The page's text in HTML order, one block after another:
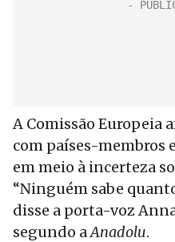
A Comissão Europeia
com países-membros
em meio à incerteza
“Ninguém sabe
disse a porta-voz
segundo aAnadolu.